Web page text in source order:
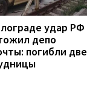
удар РФ
депо
погибли две